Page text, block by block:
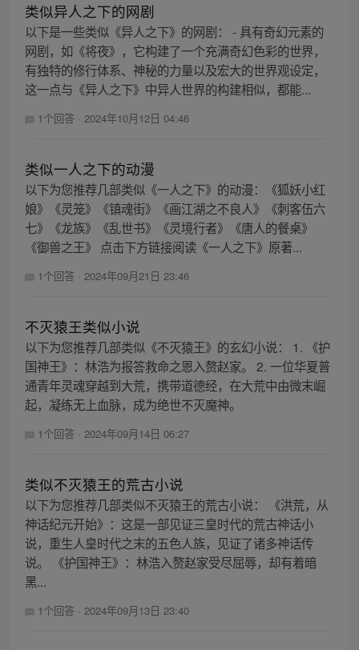
类似异人之下的网剧
以下是一些类似《异人之下》的网剧： - 具有奇幻元素的
网剧，如《将夜》，它构建了一个充满奇幻色彩的世界，
有独特的修行体系、神秘的力量以及宏大的世界观设定，
这一点与《异人之下》中异人世界的构建相似，都能...
1个回答 · 2024年10月12日 04:46
类似一人之下的动漫
以下为您推荐几部类似《一人之下》的动漫：《狐妖小红
娘》《灵笼》《镇魂街》《画江湖之不良人》《刺客伍六
七》《龙族》《乱世书》《灵境行者》《唐人的餐桌》
《御兽之王》 点击下方链接阅读《一人之下》原著...
1个回答 · 2024年09月21日 23:46
不灭猿王类似小说
以下为您推荐几部类似《不灭猿王》的玄幻小说： 1. 《护
国神王》：林浩为报答救命之恩入赘赵家。 2. 一位华夏普
通青年灵魂穿越到大荒，携带道德经，在大荒中由微末崛
起，凝练无上血脉，成为绝世不灭魔神。
1个回答 · 2024年09月14日 06:27
类似不灭猿王的荒古小说
以下为您推荐几部类似不灭猿王的荒古小说： 《洪荒，从
神话纪元开始》：这是一部见证三皇时代的荒古神话小
说，重生人皇时代之末的五色人族，见证了诸多神话传
说。 《护国神王》：林浩入赘赵家受尽屈辱，却有着暗
黑...
1个回答 · 2024年09月13日 23:40